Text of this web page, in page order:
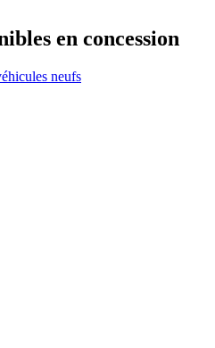
en concession
neufs